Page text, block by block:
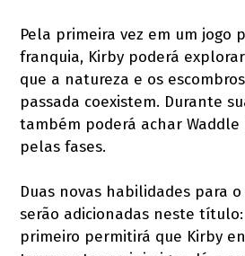
Pela primeira vez em um jogo
franquia, Kirby poderá
que a natureza e os
passada coexistem. Durante
também poderá achar Waddle
pelas fases.
Duas novas habilidades para
serão adicionadas neste
primeiro permitirá que Kirby